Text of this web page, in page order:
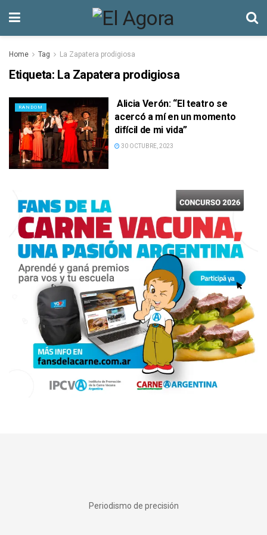
Home Tag La Zapatera prodigiosa
Etiqueta: La Zapatera prodigiosa
RANDOM
Alicia Verón: “El teatro se
acercó a mí en un momento
difícil de mi vida”
30 OCTUBRE, 2023
Periodismo de precisión